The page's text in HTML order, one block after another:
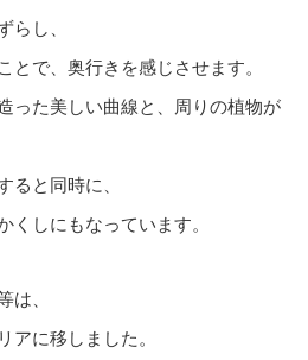
らし、
とで、奥行きを感じさせます。
った美しい曲線と、周りの植物が
ると同時に、
くしにもなっています。
は、
アに移しました。